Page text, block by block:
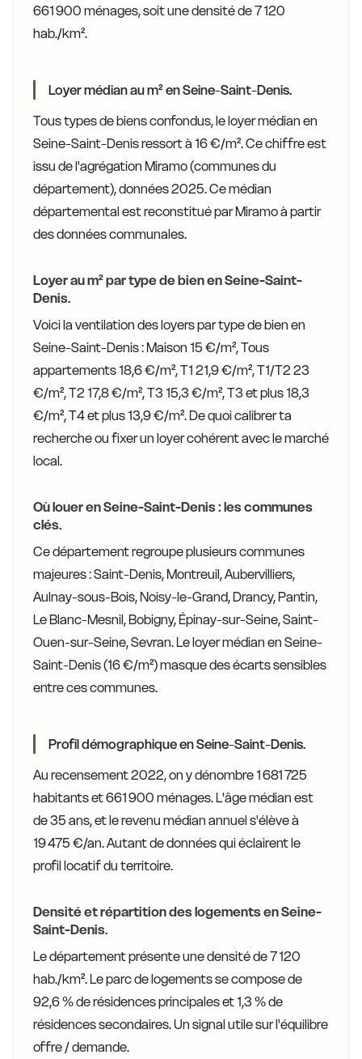
661 900 ménages, soit une densité de 7 120
hab./km².
Loyer médian au m² en Seine-Saint-Denis.
Tous types de biens confondus, le loyer médian en
Seine-Saint-Denis ressort à 16 €/m². Ce chiffre est
issu de l'agrégation Miramo (communes du
département), données 2025. Ce médian
départemental est reconstitué par Miramo à partir
des données communales.
Loyer au m² par type de bien en Seine-Saint-
Denis.
Voici la ventilation des loyers par type de bien en
Seine-Saint-Denis : Maison 15 €/m², Tous
appartements 18,6 €/m², T1 21,9 €/m², T1/T2 23
€/m², T2 17,8 €/m², T3 15,3 €/m², T3 et plus 18,3
€/m², T4 et plus 13,9 €/m². De quoi calibrer ta
recherche ou fixer un loyer cohérent avec le marché
local.
Où louer en Seine-Saint-Denis : les communes
clés.
Ce département regroupe plusieurs communes
majeures : Saint-Denis, Montreuil, Aubervilliers,
Aulnay-sous-Bois, Noisy-le-Grand, Drancy, Pantin,
Le Blanc-Mesnil, Bobigny, Épinay-sur-Seine, Saint-
Ouen-sur-Seine, Sevran. Le loyer médian en Seine-
Saint-Denis (16 €/m²) masque des écarts sensibles
entre ces communes.
Profil démographique en Seine-Saint-Denis.
Au recensement 2022, on y dénombre 1 681 725
habitants et 661 900 ménages. L'âge médian est
de 35 ans, et le revenu médian annuel s'élève à
19 475 €/an. Autant de données qui éclairent le
profil locatif du territoire.
Densité et répartition des logements en Seine-
Saint-Denis.
Le département présente une densité de 7 120
hab./km². Le parc de logements se compose de
92,6 % de résidences principales et 1,3 % de
résidences secondaires. Un signal utile sur l'équilibre
offre / demande.